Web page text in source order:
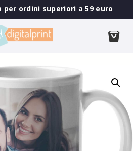
ordini superiori a 59 euro